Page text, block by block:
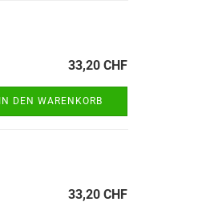
33,20 CHF
IN DEN WARENKORB
33,20 CHF